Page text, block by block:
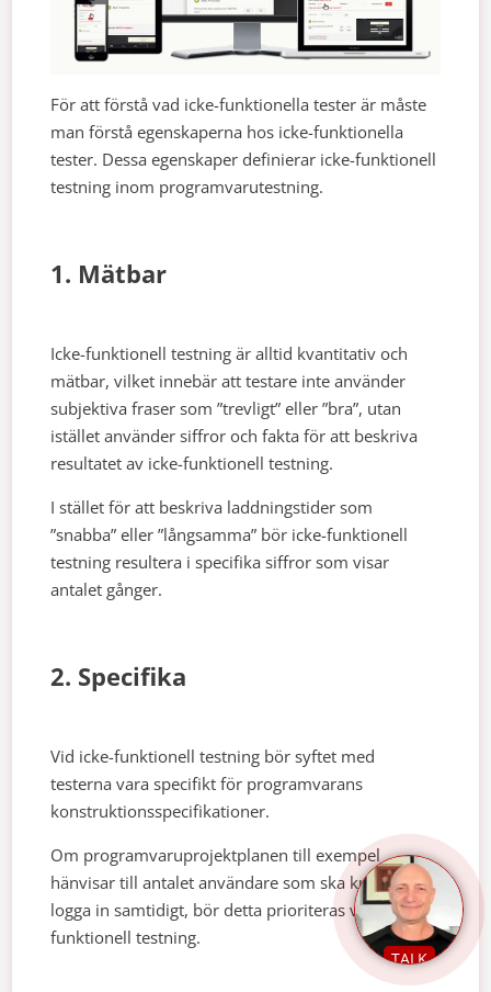
För att förstå vad icke-funktionella tester är måste
man förstå egenskaperna hos icke-funktionella
tester. Dessa egenskaper definierar icke-funktionell
testning inom programvarutestning.
1. Mätbar
Icke-funktionell testning är alltid kvantitativ och
mätbar, vilket innebär att testare inte använder
subjektiva fraser som ”trevligt” eller ”bra”, utan
istället använder siffror och fakta för att beskriva
resultatet av icke-funktionell testning.
I stället för att beskriva laddningstider som
”snabba” eller ”långsamma” bör icke-funktionell
testning resultera i specifika siffror som visar
antalet gånger.
2. Specifika
Vid icke-funktionell testning bör syftet med
testerna vara specifikt för programvarans
konstruktionsspecifikationer.
Om programvaruprojektplanen till exempel
hänvisar till antalet användare som ska kunna
logga in samtidigt, bör detta prioriteras vid icke-
funktionell testning.
TALK